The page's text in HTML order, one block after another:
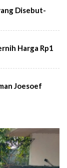
Disebut-
Harga Rp1
Joesoef